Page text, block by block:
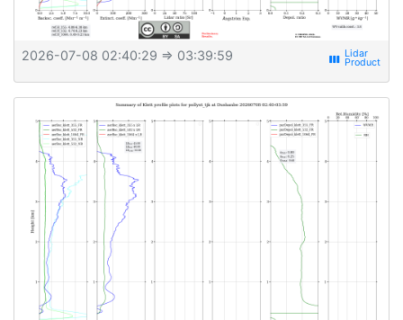
2026-07-08 02:40:29 ⇒ 03:39:59 view_week